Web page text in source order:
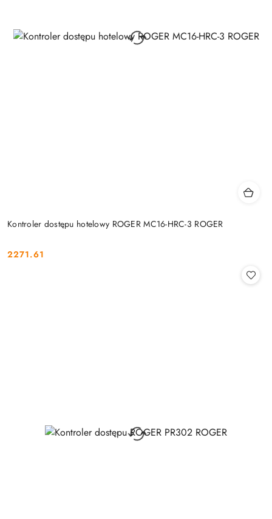
Kontroler dostępu hotelowy ROGER MC16-HRC-3 ROGER
Cena:
2271.61